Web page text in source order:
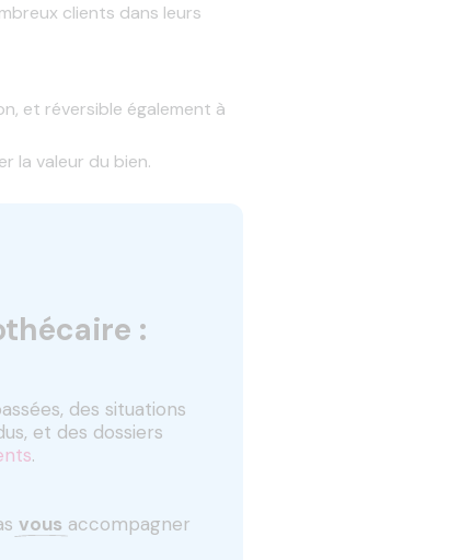
clients dans leurs
et réversible également à
la valeur du bien.
:
des situations
et des dossiers
.
vous accompagner